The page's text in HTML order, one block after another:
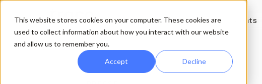
This website stores cookies on your computer. These cookies are
used to collect information about how you interact with our website
and allow us to remember you.
Accept Decline
Solutions Fonctionnalités Clients